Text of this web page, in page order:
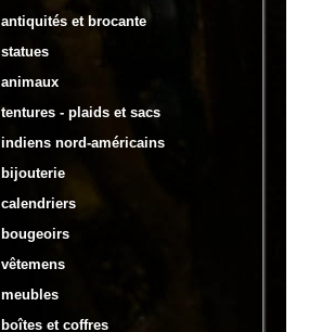
antiquités et brocante
statues
animaux
tentures - plaids et sacs
indiens nord-américains
bijouterie
calendriers
bougeoirs
vêtemens
meubles
boîtes et coffres